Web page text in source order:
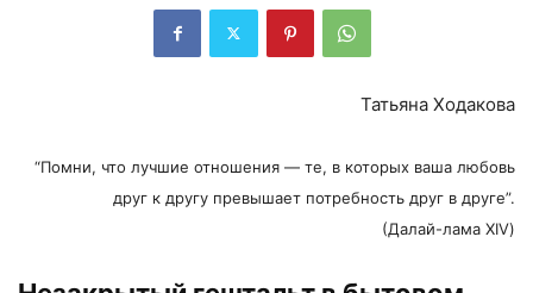
Татьяна Ходакова
“Помни, что лучшие отношения — те, в которых ваша любовь
друг к другу превышает потребность друг в друге”.
(Далай-лама XIV)